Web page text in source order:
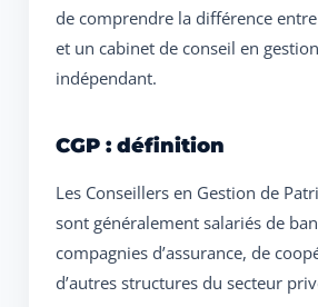
de comprendre la différence
et un cabinet de conseil en
indépendant.
CGP : définition
Les Conseillers en Gestion de
sont généralement salariés de
compagnies d’assurance, de
d’autres structures du secteur